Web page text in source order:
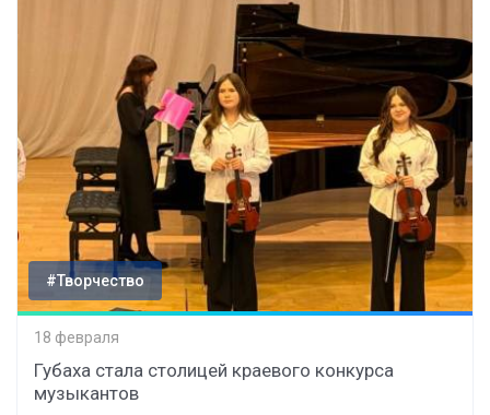
#Творчество
18 февраля
Губаха стала столицей краевого конкурса
музыкантов